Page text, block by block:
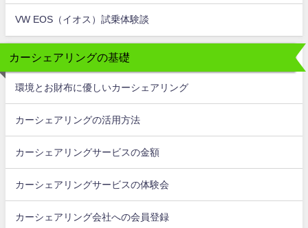
VW EOS（イオス）試乗体験談
カーシェアリングの基礎
環境とお財布に優しいカーシェアリング
カーシェアリングの活用方法
カーシェアリングサービスの金額
カーシェアリングサービスの体験会
カーシェアリング会社への会員登録